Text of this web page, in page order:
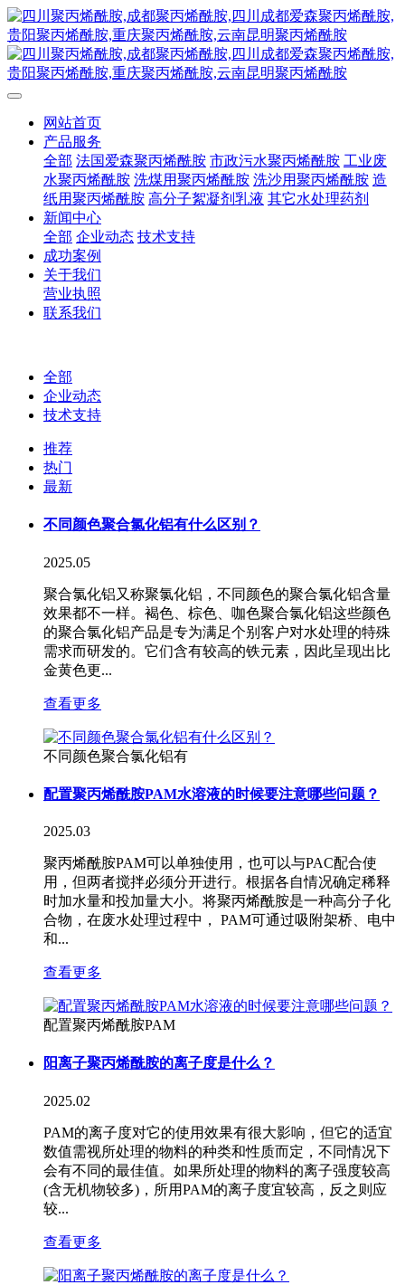
网站首页
产品服务
全部 法国爱森聚丙烯酰胺 市政污水聚丙烯酰胺 工业废
水聚丙烯酰胺 洗煤用聚丙烯酰胺 洗沙用聚丙烯酰胺 造
纸用聚丙烯酰胺 高分子絮凝剂乳液 其它水处理药剂
新闻中心
全部 企业动态 技术支持
成功案例
关于我们
营业执照
联系我们
全部
企业动态
技术支持
推荐
热门
最新
不同颜色聚合氯化铝有什么区别？
2025.05
聚合氯化铝又称聚氯化铝，不同颜色的聚合氯化铝含量
效果都不一样。褐色、棕色、咖色聚合氯化铝这些颜色
的聚合氯化铝产品是专为满足个别客户对水处理的特殊
需求而研发的。它们含有较高的铁元素，因此呈现出比
金黄色更...
查看更多
不同颜色聚合氯化铝有
配置聚丙烯酰胺PAM水溶液的时候要注意哪些问题？
2025.03
聚丙烯酰胺PAM可以单独使用，也可以与PAC配合使
用，但两者搅拌必须分开进行。根据各自情况确定稀释
时加水量和投加量大小。将聚丙烯酰胺是一种高分子化
合物，在废水处理过程中， PAM可通过吸附架桥、电中
和...
查看更多
配置聚丙烯酰胺PAM
阳离子聚丙烯酰胺的离子度是什么？
2025.02
PAM的离子度对它的使用效果有很大影响，但它的适宜
数值需视所处理的物料的种类和性质而定，不同情况下
会有不同的最佳值。如果所处理的物料的离子强度较高
(含无机物较多)，所用PAM的离子度宜较高，反之则应
较...
查看更多